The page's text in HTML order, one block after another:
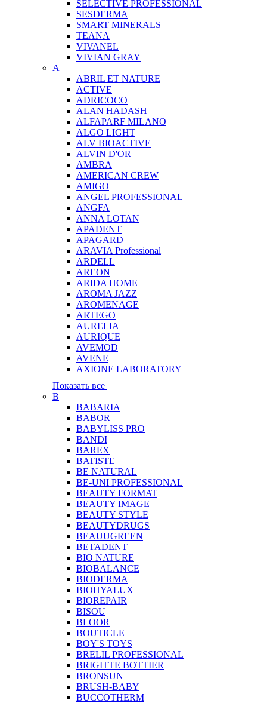
SELECTIVE PROFESSIONAL
SESDERMA
SMART MINERALS
TEANA
VIVANEL
VIVIAN GRAY
A
ABRIL ET NATURE
ACTIVE
ADRICOCO
ALAN HADASH
ALFAPARF MILANO
ALGO LIGHT
ALV BIOACTIVE
ALVIN D'OR
AMBRA
AMERICAN CREW
AMIGO
ANGEL PROFESSIONAL
ANGFA
ANNA LOTAN
APADENT
APAGARD
ARAVIA Professional
ARDELL
AREON
ARIDA HOME
AROMA JAZZ
AROMENAGE
ARTEGO
AURELIA
AURIQUE
AVEMOD
AVENE
AXIONE LABORATORY
Показать все
B
BABARIA
BABOR
BABYLISS PRO
BANDI
BAREX
BATISTE
BE NATURAL
BE-UNI PROFESSIONAL
BEAUTY FORMAT
BEAUTY IMAGE
BEAUTY STYLE
BEAUTYDRUGS
BEAUUGREEN
BETADENT
BIO NATURE
BIOBALANCE
BIODERMA
BIOHYALUX
BIOREPAIR
BISOU
BLOOR
BOUTICLE
BOY'S TOYS
BRELIL PROFESSIONAL
BRIGITTE BOTTIER
BRONSUN
BRUSH-BABY
BUCCOTHERM